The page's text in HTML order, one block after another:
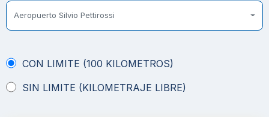
Aeropuerto Silvio Pettirossi
CON LIMITE (100 KILOMETROS)
SIN LIMITE (KILOMETRAJE LIBRE)